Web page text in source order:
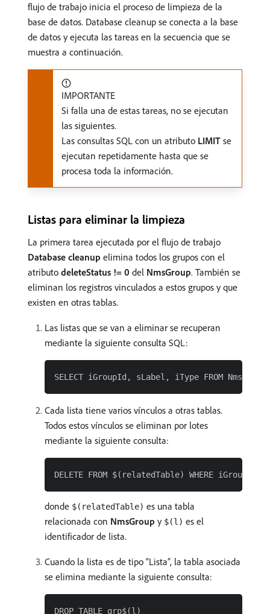
flujo de trabajo inicia el proceso de limpieza de la
base de datos. Database cleanup se conecta a la base
de datos y ejecuta las tareas en la secuencia que se
muestra a continuación.
IMPORTANTE
Si falla una de estas tareas, no se ejecutan
las siguientes.
Las consultas SQL con un atributo LIMIT se
ejecutan repetidamente hasta que se
procesa toda la información.
Listas para eliminar la limpieza
La primera tarea ejecutada por el flujo de trabajo
Database cleanup elimina todos los grupos con el
atributo deleteStatus != 0 del NmsGroup. También se
eliminan los registros vinculados a estos grupos y que
existen en otras tablas.
Las listas que se van a eliminar se recuperan
mediante la siguiente consulta SQL:
Cada lista tiene varios vínculos a otras tablas.
Todos estos vínculos se eliminan por lotes
mediante la siguiente consulta:
donde $(relatedTable) es una tabla
relacionada con NmsGroup y $(l) es el
identificador de lista.
Cuando la lista es de tipo “Lista”, la tabla asociada
se elimina mediante la siguiente consulta: